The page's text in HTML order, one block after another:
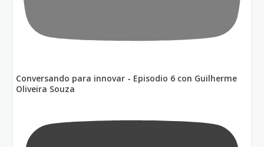
Conversando para innovar - Episodio 6 con Guilherme
Oliveira Souza